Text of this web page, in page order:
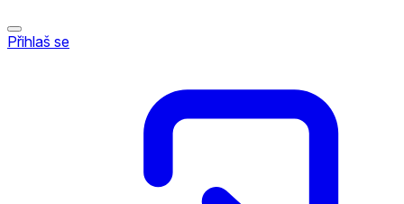
Přihlaš se